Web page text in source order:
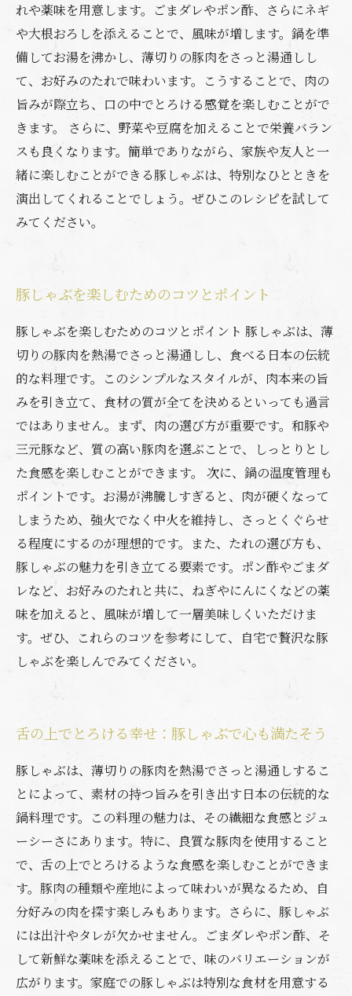
れや薬味を用意します。ごまダレやポン酢、さらにネギ
や大根おろしを添えることで、風味が増します。鍋を準
備してお湯を沸かし、薄切りの豚肉をさっと湯通しし
て、お好みのたれで味わいます。こうすることで、肉の
旨みが際立ち、口の中でとろける感覚を楽しむことがで
きます。 さらに、野菜や豆腐を加えることで栄養バラン
スも良くなります。簡単でありながら、家族や友人と一
緒に楽しむことができる豚しゃぶは、特別なひとときを
演出してくれることでしょう。ぜひこのレシピを試して
みてください。
豚しゃぶを楽しむためのコツとポイント
豚しゃぶを楽しむためのコツとポイント 豚しゃぶは、薄
切りの豚肉を熱湯でさっと湯通しし、食べる日本の伝統
的な料理です。このシンプルなスタイルが、肉本来の旨
みを引き立て、食材の質が全てを決めるといっても過言
ではありません。まず、肉の選び方が重要です。和豚や
三元豚など、質の高い豚肉を選ぶことで、しっとりとし
た食感を楽しむことができます。 次に、鍋の温度管理も
ポイントです。お湯が沸騰しすぎると、肉が硬くなって
しまうため、強火でなく中火を維持し、さっとくぐらせ
る程度にするのが理想的です。また、たれの選び方も、
豚しゃぶの魅力を引き立てる要素です。ポン酢やごまダ
レなど、お好みのたれと共に、ねぎやにんにくなどの薬
味を加えると、風味が増して一層美味しくいただけま
す。ぜひ、これらのコツを参考にして、自宅で贅沢な豚
しゃぶを楽しんでみてください。
舌の上でとろける幸せ：豚しゃぶで心も満たそう
豚しゃぶは、薄切りの豚肉を熱湯でさっと湯通しするこ
とによって、素材の持つ旨みを引き出す日本の伝統的な
鍋料理です。この料理の魅力は、その繊細な食感とジュ
ーシーさにあります。特に、良質な豚肉を使用すること
で、舌の上でとろけるような食感を楽しむことができま
す。豚肉の種類や産地によって味わいが異なるため、自
分好みの肉を探す楽しみもあります。さらに、豚しゃぶ
には出汁やタレが欠かせません。ごまダレやポン酢、そ
して新鮮な薬味を添えることで、味のバリエーションが
広がります。家庭での豚しゃぶは特別な食材を用意する